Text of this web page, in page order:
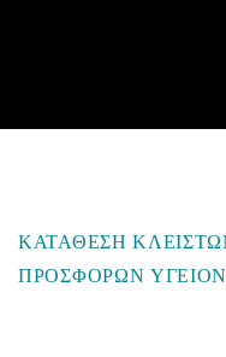
ΚΑΤΑΘΕΣΗ
ΠΡΟΣΦΟΡΩΝ